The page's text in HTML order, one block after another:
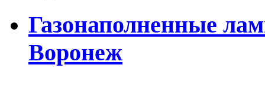
Газонаполненные
Воронеж